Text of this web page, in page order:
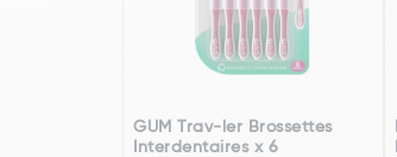
GUM Trav-ler Brossettes
Interdentaires x 6